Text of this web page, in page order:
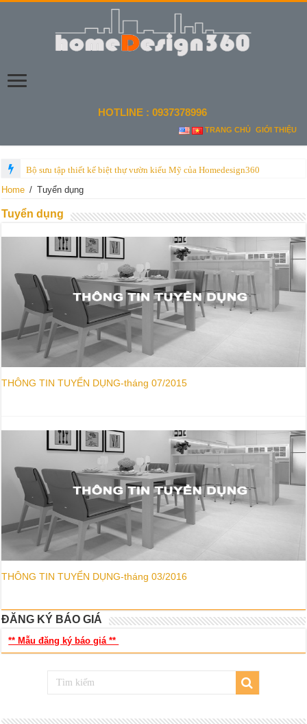
HOTLINE : 0937378996
TRANG CHỦ GIỚI THIỆU
Bộ sưu tập thiết kế biệt thự vườn kiểu Mỹ của Homedesign360
Home / Tuyển dụng
Tuyển dụng
THÔNG TIN TUYỂN DỤNG-tháng 07/2015
THÔNG TIN TUYỂN DỤNG-tháng 03/2016
ĐĂNG KÝ BÁO GIÁ
** Mẫu đăng ký báo giá **